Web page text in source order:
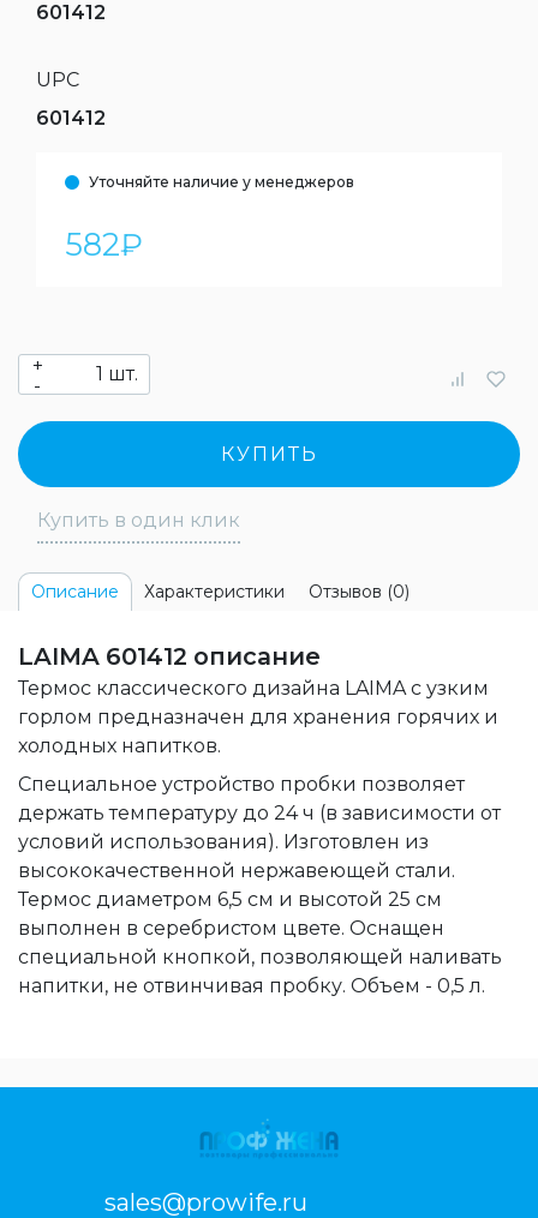
601412
UPC
601412
Уточняйте наличие у менеджеров
582₽
+
-
шт.
КУПИТЬ
Купить в один клик
Описание Характеристики Отзывов (0)
LAIMA 601412 описание
Термос классического дизайна LAIMA с узким
горлом предназначен для хранения горячих и
холодных напитков.
Специальное устройство пробки позволяет
держать температуру до 24 ч (в зависимости от
условий использования). Изготовлен из
высококачественной нержавеющей стали.
Термос диаметром 6,5 см и высотой 25 см
выполнен в серебристом цвете. Оснащен
специальной кнопкой, позволяющей наливать
напитки, не отвинчивая пробку. Объем - 0,5 л.
sales@prowife.ru